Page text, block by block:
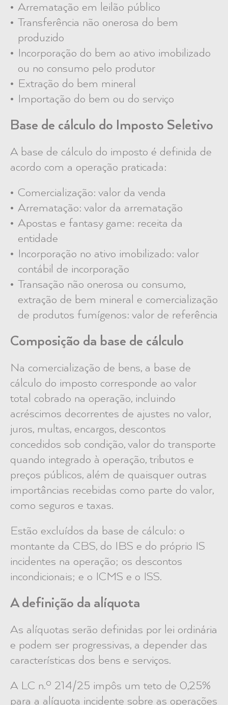
Arrematação em leilão público
Transferência não onerosa do bem
produzido
Incorporação do bem ao ativo imobilizado
ou no consumo pelo produtor
Extração do bem mineral
Importação do bem ou do serviço
Base de cálculo do Imposto Seletivo
A base de cálculo do imposto é definida de
acordo com a operação praticada:
Comercialização: valor da venda
Arrematação: valor da arrematação
Apostas e fantasy game: receita da
entidade
Incorporação no ativo imobilizado: valor
contábil de incorporação
Transação não onerosa ou consumo,
extração de bem mineral e comercialização
de produtos fumígenos: valor de referência
Composição da base de cálculo
Na comercialização de bens, a base de
cálculo do imposto corresponde ao valor
total cobrado na operação, incluindo
acréscimos decorrentes de ajustes no valor,
juros, multas, encargos, descontos
concedidos sob condição, valor do transporte
quando integrado à operação, tributos e
preços públicos, além de quaisquer outras
importâncias recebidas como parte do valor,
como seguros e taxas.
Estão excluídos da base de cálculo: o
montante da CBS, do IBS e do próprio IS
incidentes na operação; os descontos
incondicionais; e o ICMS e o ISS.
A definição da alíquota
As alíquotas serão definidas por lei ordinária
e podem ser progressivas, a depender das
características dos bens e serviços.
A LC n.º 214/25 impôs um teto de 0,25%
para a alíquota incidente sobre as operações